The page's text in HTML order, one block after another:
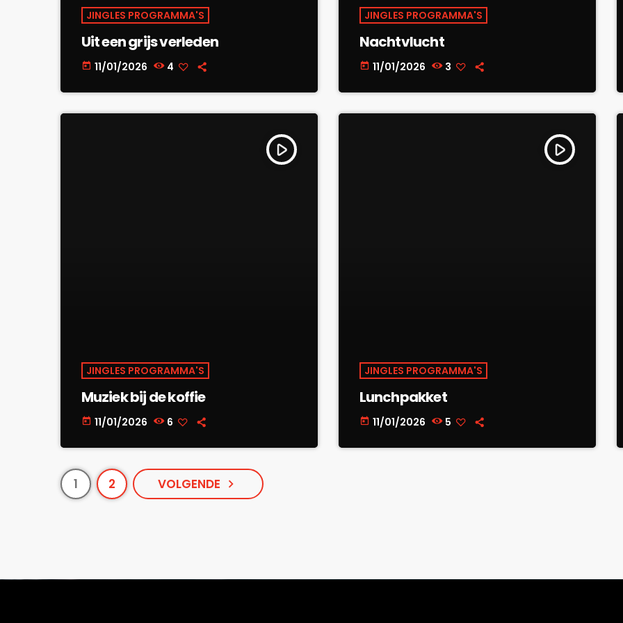
JINGLES PROGRAMMA'S
Uit een grijs verleden
today 11/01/2026 4
JINGLES PROGRAMMA'S
Nachtvlucht
today 11/01/2026 3
play_arrow
JINGLES PROGRAMMA'S
Muziek bij de koffie
today 11/01/2026 6
play_arrow
JINGLES PROGRAMMA'S
Lunchpakket
today 11/01/2026 5
1 2 VOLGENDE navigate_next